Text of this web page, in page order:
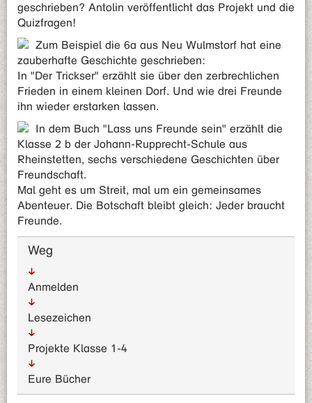
geschrieben? Antolin veröffentlicht das Projekt und die
Quizfragen!
Zum Beispiel die 6a aus Neu Wulmstorf hat eine
zauberhafte Geschichte geschrieben:
In "Der Trickser" erzählt sie über den zerbrechlichen
Frieden in einem kleinen Dorf. Und wie drei Freunde
ihn wieder erstarken lassen.
In dem Buch "Lass uns Freunde sein" erzählt die
Klasse 2 b der Johann-Rupprecht-Schule aus
Rheinstetten, sechs verschiedene Geschichten über
Freundschaft.
Mal geht es um Streit, mal um ein gemeinsames
Abenteuer. Die Botschaft bleibt gleich: Jeder braucht
Freunde.
Weg
Anmelden
Lesezeichen
Projekte Klasse 1-4
Eure Bücher